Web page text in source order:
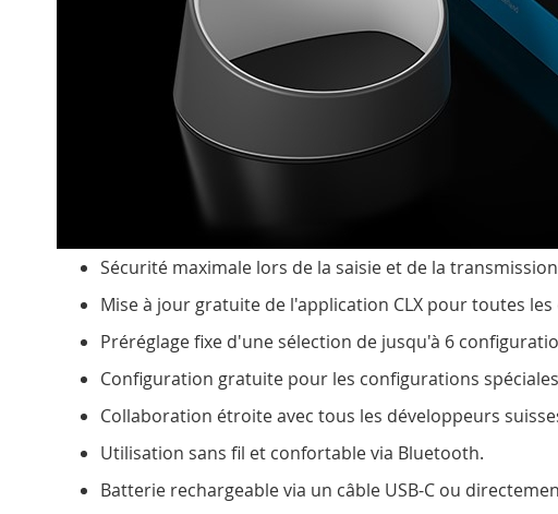
Sécurité maximale lors de la saisie et de la
Mise à jour gratuite de l'application CLX pour toutes
Préréglage fixe d'une sélection de jusqu'à 6
Configuration gratuite pour les configurations
Collaboration étroite avec tous les développeurs
Utilisation sans fil et confortable via Bluetooth.
Batterie rechargeable via un câble USB-C ou